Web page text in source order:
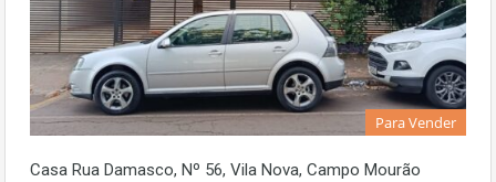
Para Vender
Casa Rua Damasco, Nº 56, Vila Nova, Campo Mourão